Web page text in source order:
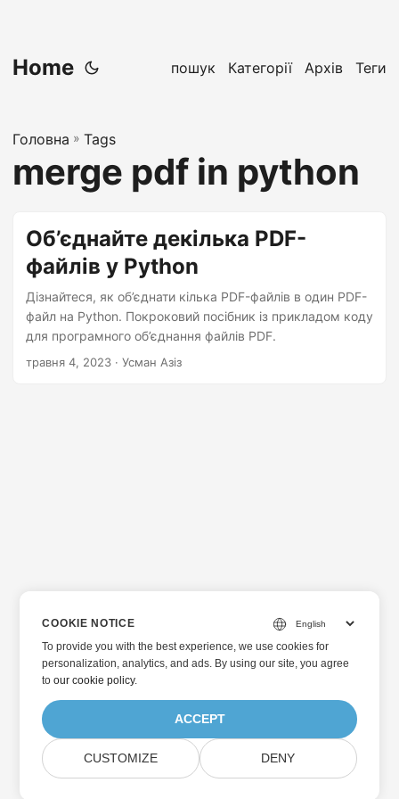
Home пошук Категорії Архів Теги
Головна » Tags
merge pdf in python
Об’єднайте декілька PDF-
файлів у Python
Дізнайтеся, як об’єднати кілька PDF-файлів в один PDF-
файл на Python. Покроковий посібник із прикладом коду
для програмного об’єднання файлів PDF.
травня 4, 2023 · Усман Азіз
COOKIE NOTICE
To provide you with the best experience, we use cookies for
personalization, analytics, and ads. By using our site, you agree
toour cookie policy.
ACCEPT
CUSTOMIZE DENY